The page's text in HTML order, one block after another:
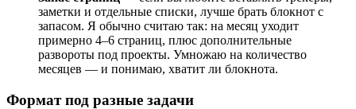
заметки и отдельные списки, лучше брать блокнот с
запасом. Я обычно считаю так: на месяц уходит
примерно 4–6 страниц, плюс дополнительные
развороты под проекты. Умножаю на количество
месяцев — и понимаю, хватит ли блокнота.
Формат под разные задачи